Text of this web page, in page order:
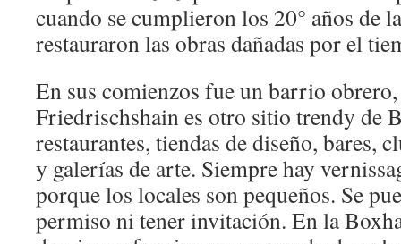
cuando se cumplieron los 20° años de
restauraron las obras dañadas por el
En sus comienzos fue un barrio
Friedrischshain es otro sitio trendy de
restaurantes, tiendas de diseño, bares,
y galerías de arte. Siempre hay
porque los locales son pequeños. Se
permiso ni tener invitación. En la